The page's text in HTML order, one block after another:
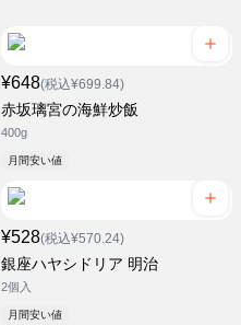
¥648(税込¥699.84)
赤坂璃宮の海鮮炒飯
400g
月間安い値
¥528(税込¥570.24)
銀座ハヤシドリア 明治
2個入
月間安い値